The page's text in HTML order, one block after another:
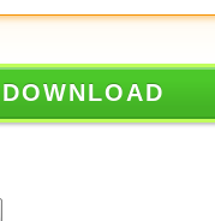
DOWNLOAD